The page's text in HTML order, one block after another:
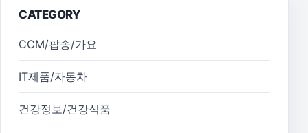
CATEGORY
CCM/팝송/가요
IT제품/자동차
건강정보/건강식품